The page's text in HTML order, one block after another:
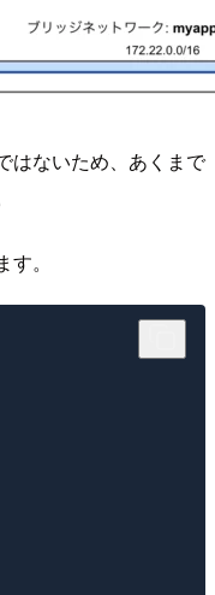
はないため、あくまで
。